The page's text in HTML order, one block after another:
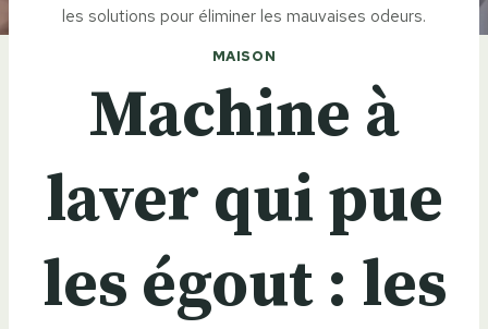
les solutions pour éliminer les mauvaises odeurs.
MAISON
Machine à
laver qui pue
les égout : les